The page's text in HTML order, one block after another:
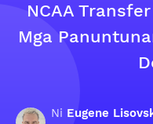
NCAA
Mga
Ni Eugene